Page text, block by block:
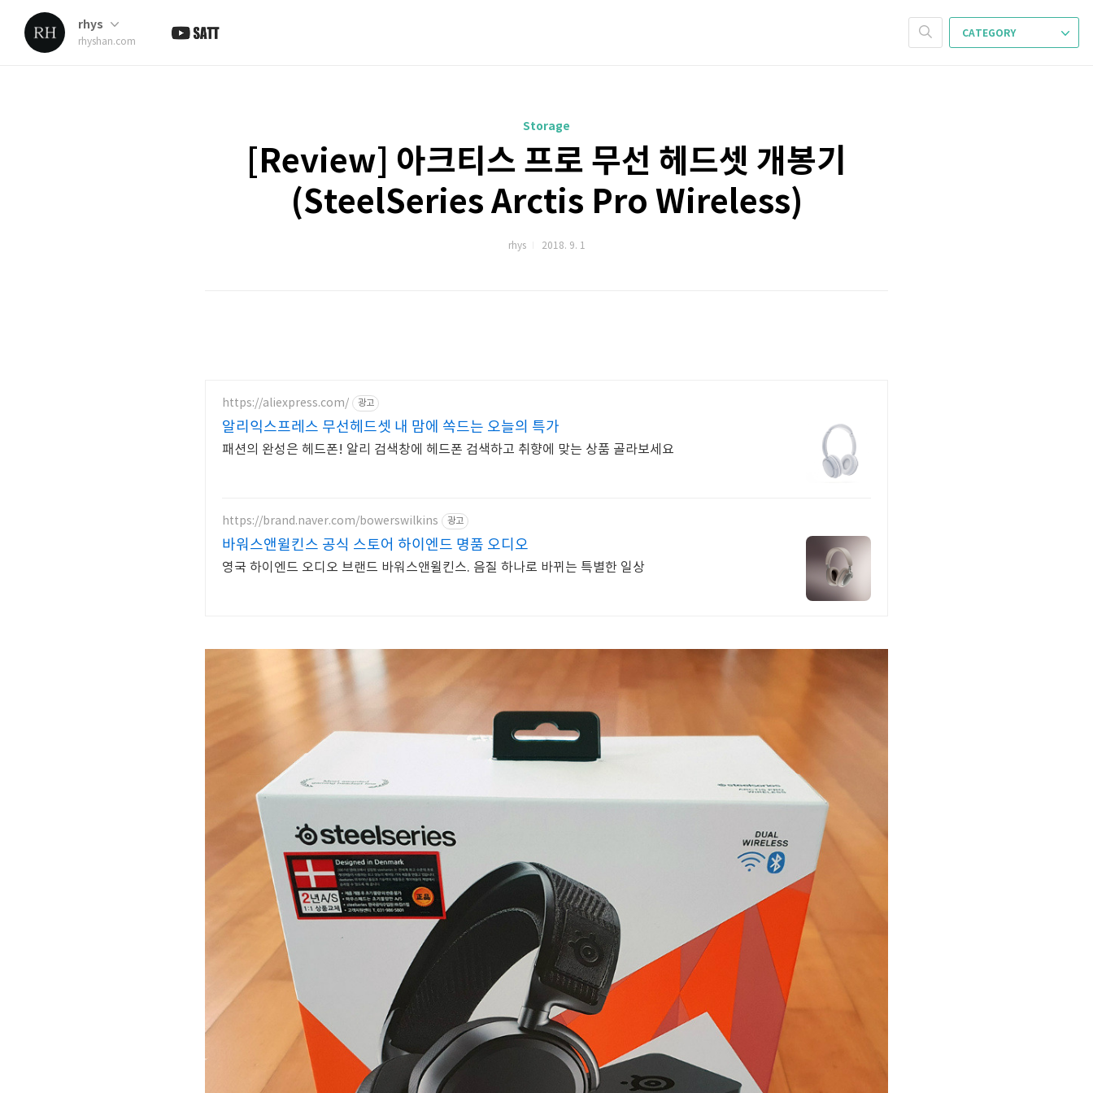
rhys
rhyshan.com
CATEGORY
Storage
[Review] 아크티스 프로 무선 헤드셋 개봉기
(SteelSeries Arctis Pro Wireless)
rhys 2018. 9. 1
https://aliexpress.com/ 광고
알리익스프레스 무선헤드셋 내 맘에 쏙드는 오늘의 특가
패션의 완성은 헤드폰! 알리 검색창에 헤드폰 검색하고 취향에 맞는 상품 골라보세요
https://brand.naver.com/bowerswilkins 광고
바워스앤윌킨스 공식 스토어 하이엔드 명품 오디오
영국 하이엔드 오디오 브랜드 바워스앤윌킨스. 음질 하나로 바뀌는 특별한 일상